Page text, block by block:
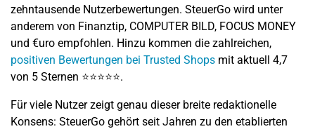
zehntausende Nutzerbewertungen. SteuerGo wird unter
anderem von Finanztip, COMPUTER BILD, FOCUS MONEY
und €uro empfohlen. Hinzu kommen die zahlreichen,
positiven Bewertungen bei Trusted Shops mit aktuell 4,7
von 5 Sternen ⭐⭐⭐⭐⭐.
Für viele Nutzer zeigt genau dieser breite redaktionelle
Konsens: SteuerGo gehört seit Jahren zu den etablierten